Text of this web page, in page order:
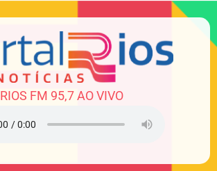
RIOS FM 95,7 AO VIVO